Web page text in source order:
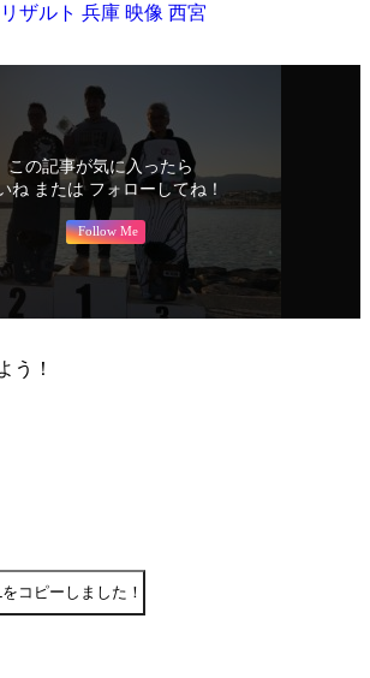
リザルト 兵庫 映像 西宮
この記事が気に入ったら
ね または フォローしてね！
Follow Me
う！
をコピーしました！